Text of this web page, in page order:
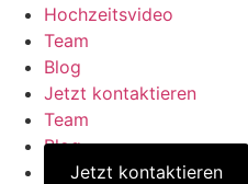
Hochzeitsvideo
Team
Blog
Jetzt kontaktieren
Team
Blog
Jetzt kontaktieren